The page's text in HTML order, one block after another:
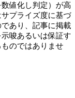
値化し判定）が高
プライズ度に基づ
あり、記事に掲載
唆あるいは保証す
のではありませ